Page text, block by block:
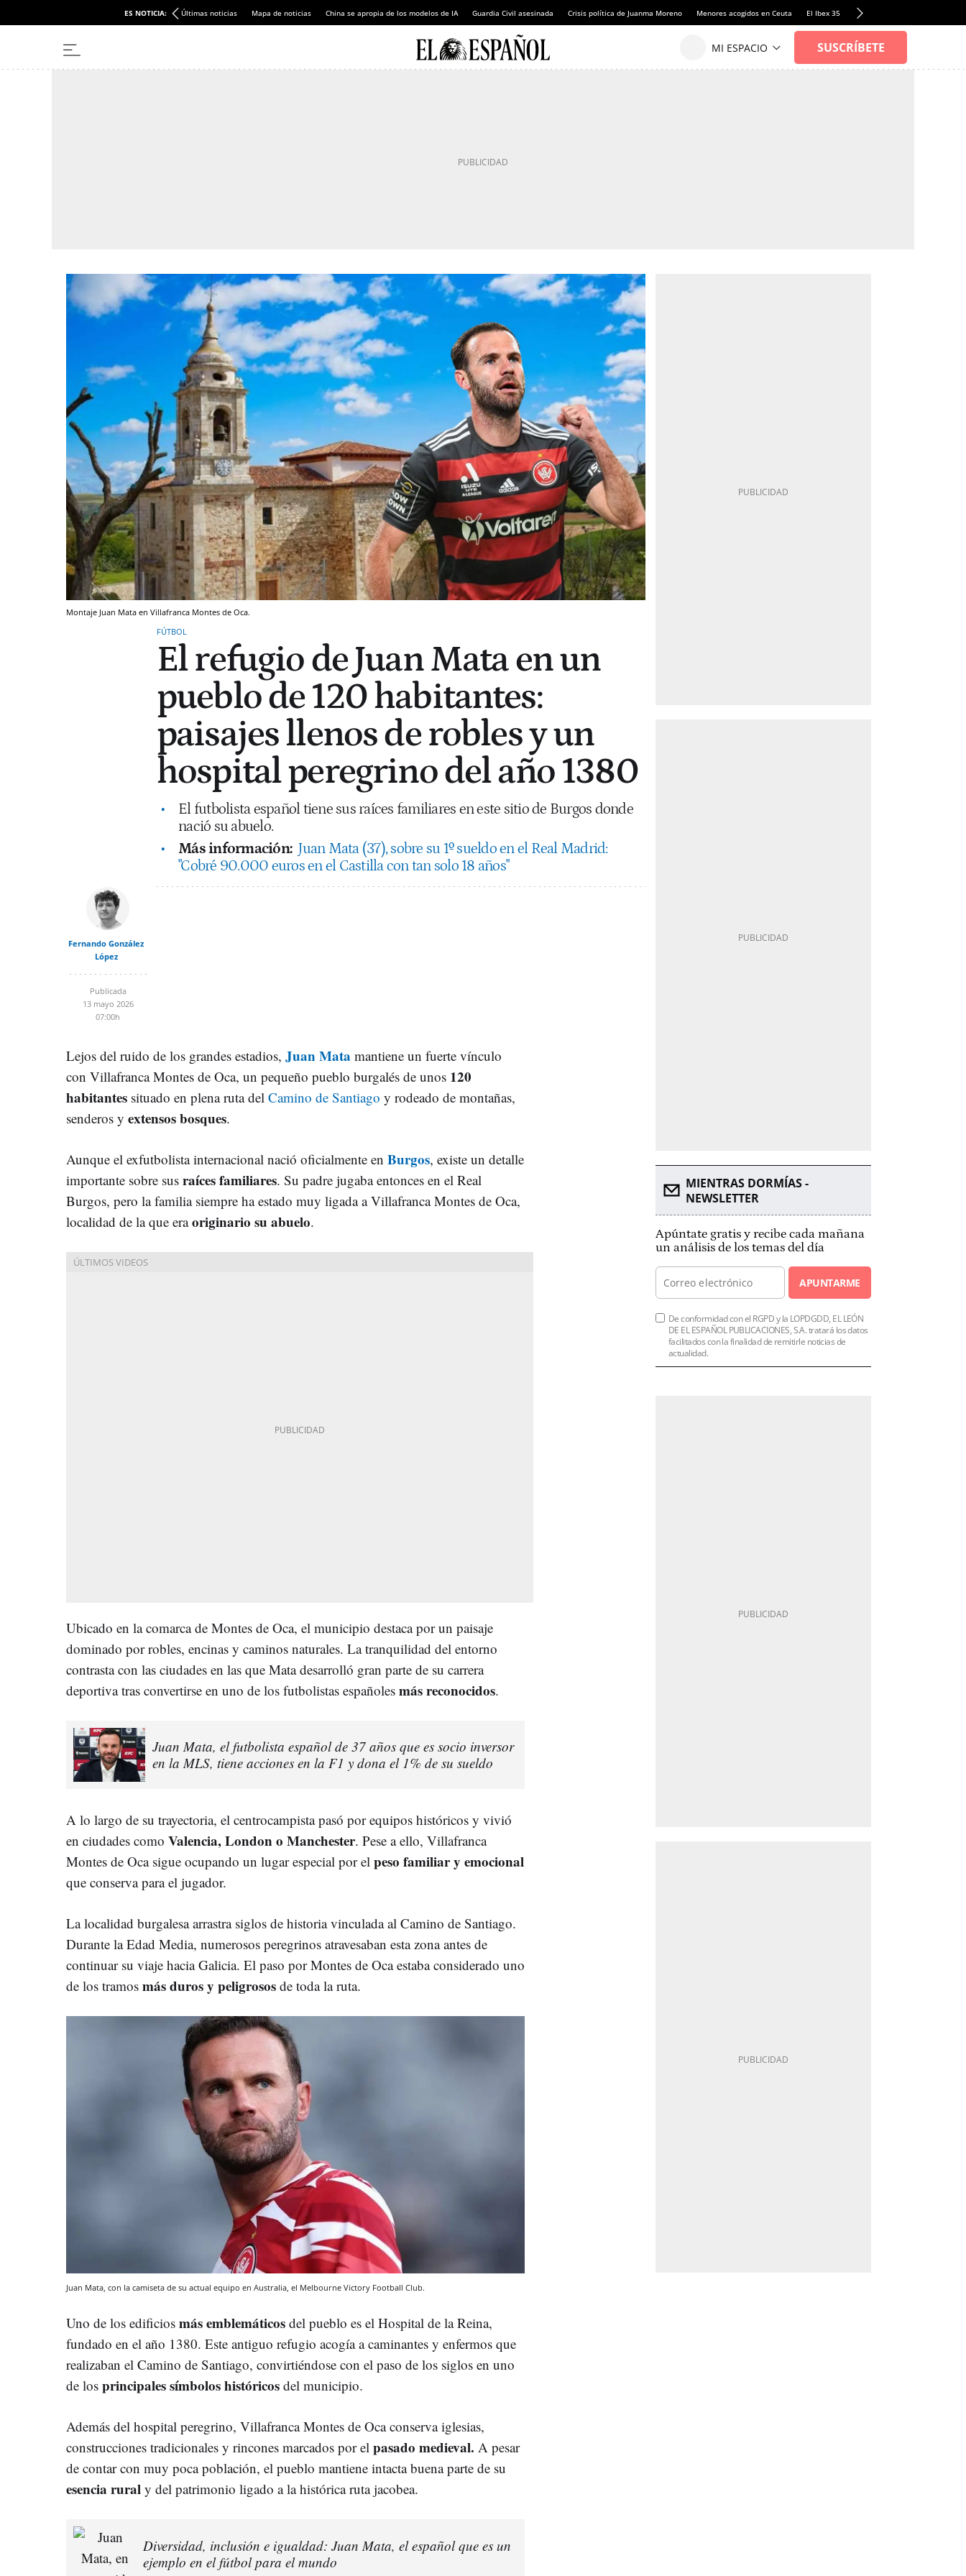
ES NOTICIA: Últimas noticias Mapa de noticias China se apropia de los modelos de IA Guardia Civil asesinada Crisis política de Juanma Moreno Menores acogidos en Ceuta El Ibex 35 Llamadas de alerta Sánchez
Montaje Juan Mata en Villafranca Montes de Oca.
FÚTBOL
El refugio de Juan Mata en un
pueblo de 120 habitantes:
paisajes llenos de robles y un
hospital peregrino del año 1380
El futbolista español tiene sus raíces familiares en este sitio de Burgos donde
nació su abuelo.
Más información: Juan Mata (37), sobre su 1º sueldo en el Real Madrid:
"Cobré 90.000 euros en el Castilla con tan solo 18 años"
Fernando González
López
Publicada
13 mayo 2026
07:00h
Lejos del ruido de los grandes estadios, Juan Mata mantiene un fuerte vínculo
con Villafranca Montes de Oca, un pequeño pueblo burgalés de unos 120
habitantes situado en plena ruta del Camino de Santiago y rodeado de montañas,
senderos y extensos bosques.
Aunque el exfutbolista internacional nació oficialmente en Burgos, existe un detalle
importante sobre sus raíces familiares. Su padre jugaba entonces en el Real
Burgos, pero la familia siempre ha estado muy ligada a Villafranca Montes de Oca,
localidad de la que eraoriginario su abuelo.
Ubicado en la comarca de Montes de Oca, el municipio destaca por un paisaje
dominado por robles, encinas y caminos naturales. La tranquilidad del entorno
contrasta con las ciudades en las que Mata desarrolló gran parte de su carrera
deportiva tras convertirse en uno de los futbolistas españoles más reconocidos.
Juan Mata, el futbolista español de 37 años que es socio inversor
en la MLS, tiene acciones en la F1 y dona el 1% de su sueldo
A lo largo de su trayectoria, el centrocampista pasó por equipos históricos y vivió
en ciudades como Valencia, London o Manchester. Pese a ello, Villafranca
Montes de Oca sigue ocupando un lugar especial por el peso familiar y emocional
que conserva para el jugador.
La localidad burgalesa arrastra siglos de historia vinculada al Camino de Santiago.
Durante la Edad Media, numerosos peregrinos atravesaban esta zona antes de
continuar su viaje hacia Galicia. El paso por Montes de Oca estaba considerado uno
de los tramos más duros y peligrosos de toda la ruta.
Juan Mata, con la camiseta de su actual equipo en Australia, el Melbourne Victory Football Club.
Uno de los edificios másemblemáticos del pueblo es el Hospital de la Reina,
fundado en el año 1380. Este antiguo refugio acogía a caminantes y enfermos que
realizaban el Camino de Santiago, convirtiéndose con el paso de los siglos en uno
de los principales símbolos históricos del municipio.
Además del hospital peregrino, Villafranca Montes de Oca conserva iglesias,
construcciones tradicionales y rincones marcados por el pasado medieval. A pesar
de contar con muy poca población, el pueblo mantiene intacta buena parte de su
esencia rural y del patrimonio ligado a la histórica ruta jacobea.
Diversidad, inclusión e igualdad: Juan Mata, el español que es un
ejemplo en el fútbol para el mundo
MIENTRAS DORMÍAS -
NEWSLETTER
Apúntate gratis y recibe cada mañana
un análisis de los temas del día
APUNTARME
De conformidad con el RGPD y la LOPDGDD, EL LEÓN
DE EL ESPAÑOL PUBLICACIONES, S.A. tratará los datos
facilitados con la finalidad de remitirle noticias de
actualidad.